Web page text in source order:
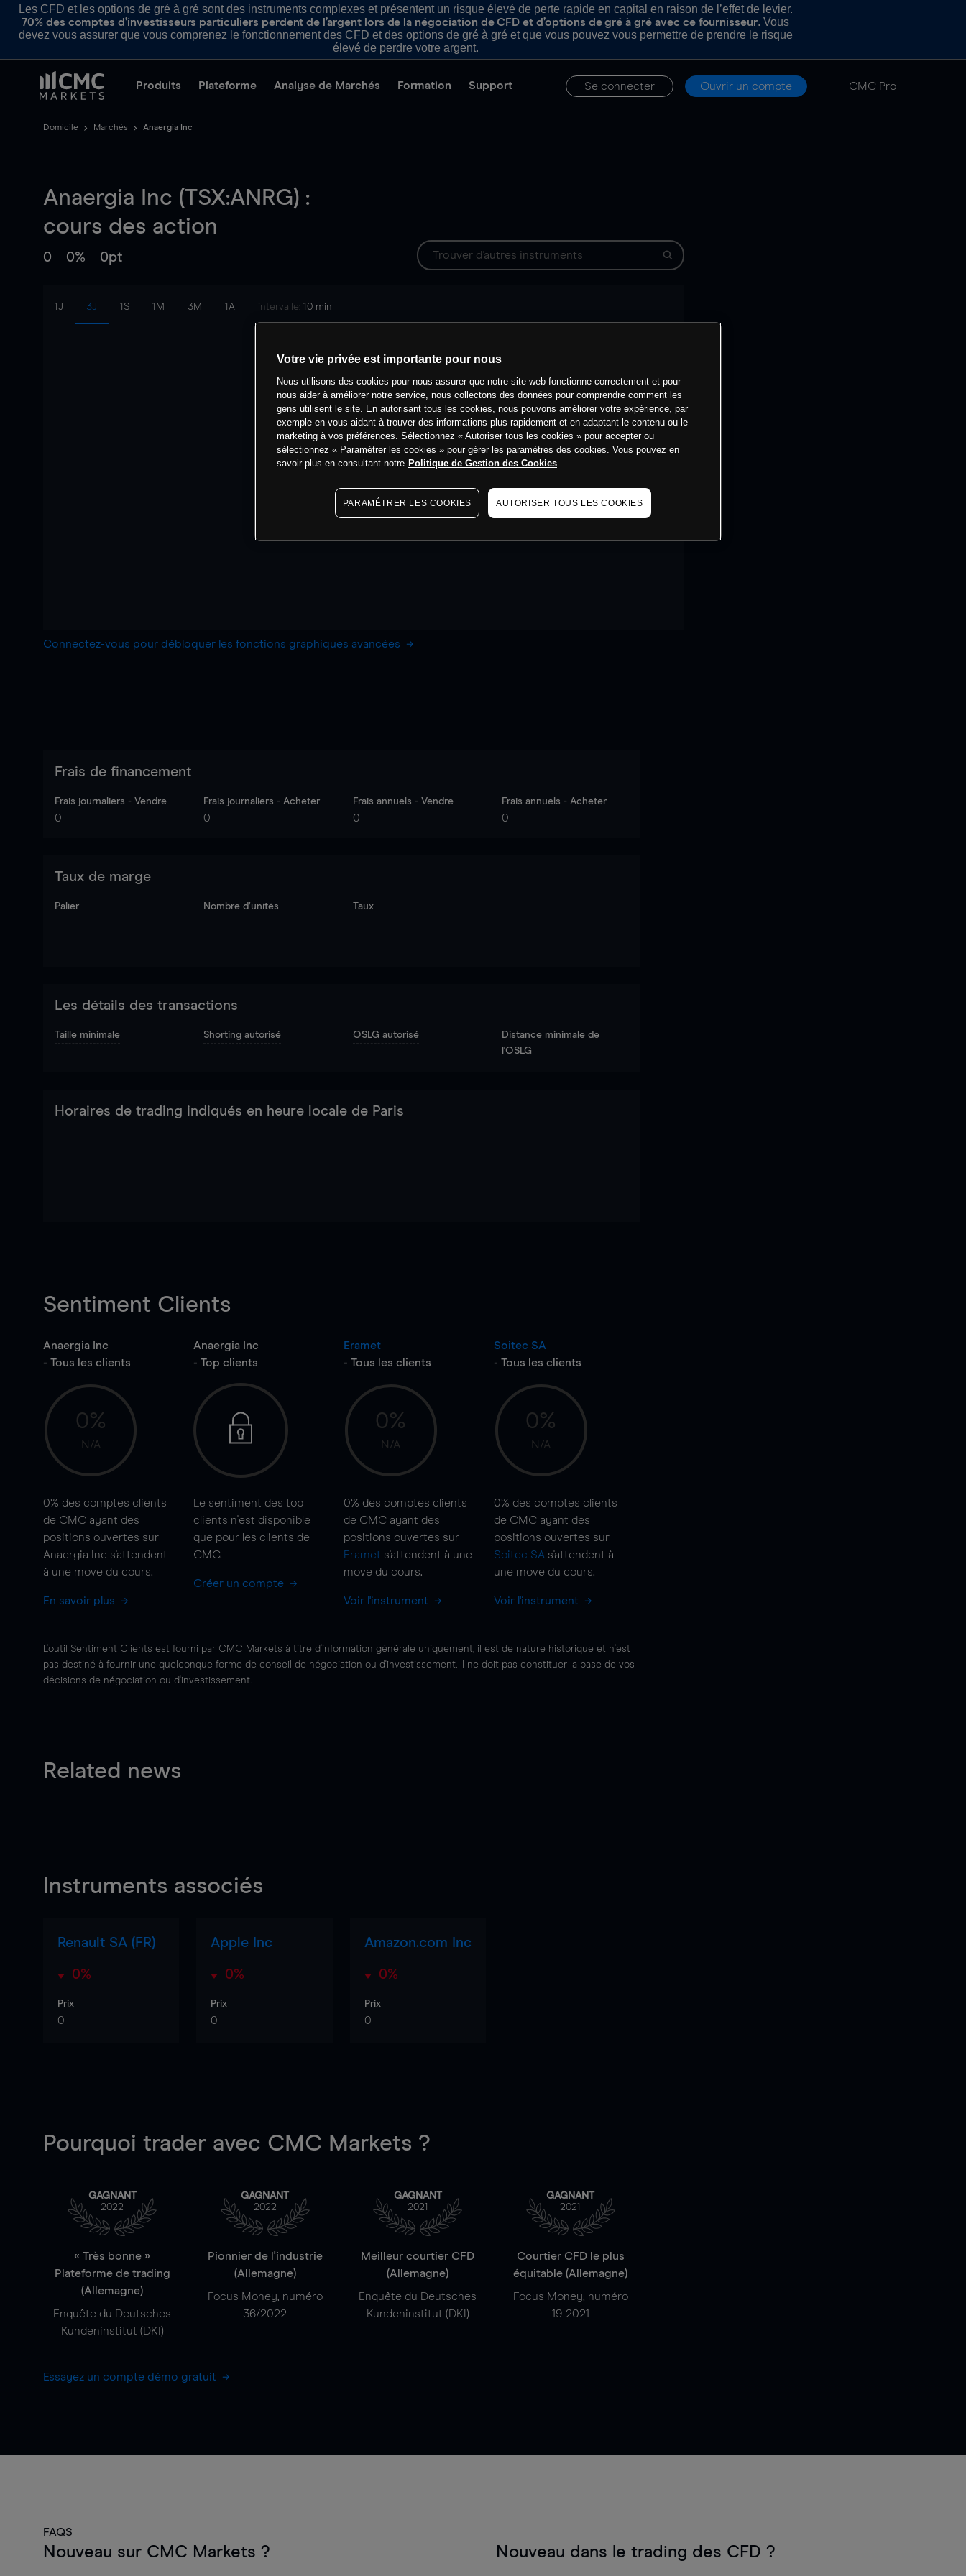
Les CFD et les options de gré à gré sont des instruments complexes et présentent un risque élevé de perte rapide en capital en raison de l’effet de levier.
70% des comptes d’investisseurs particuliers perdent de l’argent lors de la négociation de CFD et d’options de gré à gré avec ce fournisseur. Vous
devez vous assurer que vous comprenez le fonctionnement des CFD et des options de gré à gré et que vous pouvez vous permettre de prendre le risque
élevé de perdre votre argent.
Produits Plateforme Analyse de Marchés Formation Support Se connecter Ouvrir un compte CMC Pro
Domicile Marchés Anaergia Inc
Anaergia Inc (TSX:ANRG) :
cours des action
0 0% 0pt
1J 3J 1S 1M 3M 1A intervalle: 10 min
Connectez-vous pour débloquer les fonctions graphiques avancées
Frais de financement
Frais journaliers - Vendre
0
Frais journaliers - Acheter
0
Frais annuels - Vendre
0
Frais annuels - Acheter
0
Taux de marge
Palier Nombre d’unités Taux
Les détails des transactions
Taille minimale Shorting autorisé OSLG autorisé
Distance minimale de
l'OSLG
Horaires de trading indiqués en heure locale de Paris
Sentiment Clients
Anaergia Inc
- Tous les clients
0%
N/A
0% des comptes clients
de CMC ayant des
positions ouvertes sur
Anaergia Inc s'attendent
à une move du cours.
En savoir plus
Anaergia Inc
- Top clients
Le sentiment des top
clients n'est disponible
que pour les clients de
CMC.
Créer un compte
Eramet
- Tous les clients
0%
N/A
0% des comptes clients
de CMC ayant des
positions ouvertes sur
Eramet s'attendent à une
move du cours.
Voir l'instrument
Soitec SA
- Tous les clients
0%
N/A
0% des comptes clients
de CMC ayant des
positions ouvertes sur
Soitec SA s'attendent à
une move du cours.
Voir l'instrument
L'outil Sentiment Clients est fourni par CMC Markets à titre d'information générale uniquement, il est de nature historique et n'est
pas destiné à fournir une quelconque forme de conseil de négociation ou d'investissement. Il ne doit pas constituer la base de vos
décisions de négociation ou d'investissement.
Related news
Instruments associés
Renault SA (FR)
0%
Prix
0
Apple Inc
0%
Prix
0
Amazon.com Inc
0%
Prix
0
Pourquoi trader avec CMC Markets ?
GAGNANT
2022
« Très bonne »
Plateforme de trading
(Allemagne)
Enquête du Deutsches
Kundeninstitut (DKI)
GAGNANT
2022
Pionnier de l'industrie
(Allemagne)
Focus Money, numéro
36/2022
GAGNANT
2021
Meilleur courtier CFD
(Allemagne)
Enquête du Deutsches
Kundeninstitut (DKI)
GAGNANT
2021
Courtier CFD le plus
équitable (Allemagne)
Focus Money, numéro
19-2021
Essayez un compte démo gratuit
FAQS
Nouveau sur CMC Markets ? Nouveau dans le trading des CFD ?
Votre vie privée est importante pour nous
Nous utilisons des cookies pour nous assurer que notre site web fonctionne correctement et pour
nous aider à améliorer notre service, nous collectons des données pour comprendre comment les
gens utilisent le site. En autorisant tous les cookies, nous pouvons améliorer votre expérience, par
exemple en vous aidant à trouver des informations plus rapidement et en adaptant le contenu ou le
marketing à vos préférences. Sélectionnez « Autoriser tous les cookies » pour accepter ou
sélectionnez « Paramétrer les cookies » pour gérer les paramètres des cookies. Vous pouvez en
savoir plus en consultant notre Politique de Gestion des Cookies
PARAMÉTRER LES COOKIES AUTORISER TOUS LES COOKIES